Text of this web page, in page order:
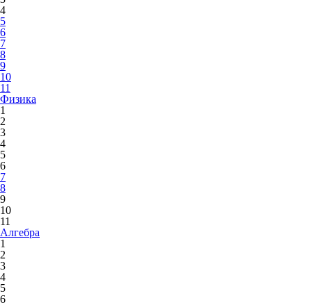
4
5
6
7
8
9
10
11
Физика
1
2
3
4
5
6
7
8
9
10
11
Алгебра
1
2
3
4
5
6